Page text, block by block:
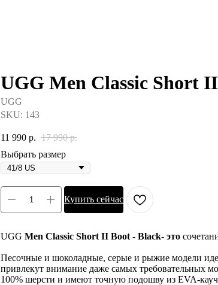
UGG Men Classic Short
UGG
SKU: 143
11 990 р. 17 990 р.
Выбрать размер
Купить сейчас
UGG Men Classic Short II Boot - Black- это
Песочные и шоколадные, серые и рыжие модели
привлекут внимание даже самых требовательных
100% шерсти и имеют точную подошву из EVA-